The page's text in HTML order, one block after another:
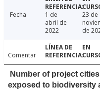
Fecha
1 de
abril de
2022
23 de
de
Comentar
Number of project
exposed to biodiversity